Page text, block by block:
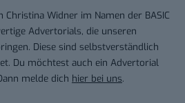
Widner im Namen der BASIC
Advertorials, die unseren
Diese sind selbstverständlich
Du möchtest auch ein Advertorial
melde dich hier bei uns.